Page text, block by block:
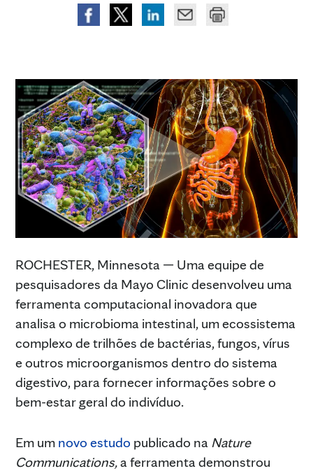
ROCHESTER, Minnesota — Uma equipe de
pesquisadores da Mayo Clinic desenvolveu uma
ferramenta computacional inovadora que
analisa o microbioma intestinal, um ecossistema
complexo de trilhões de bactérias, fungos, vírus
e outros microorganismos dentro do sistema
digestivo, para fornecer informações sobre o
bem-estar geral do indivíduo.
Em um novo estudo publicado na Nature
Communications,a ferramenta demonstrou